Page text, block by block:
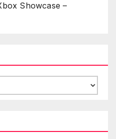
Showcase –